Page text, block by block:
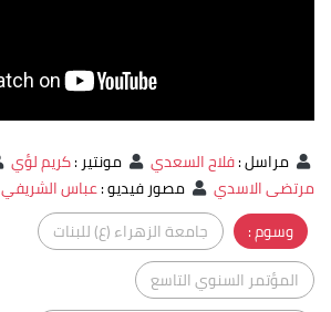
مراسل:فلاح السعدي مونتير:كريم لؤي
مرتضى الاسدي
مصور فيديو:عباس الشريفي
وسوم :
جامعة الزهراء (ع) للبنات
المؤتمر السنوي التاسع